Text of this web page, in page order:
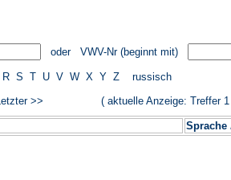
oder VWV-Nr (beginnt mit)
R S T U V W X Y Z
russisch
Letzter >> ( aktuelle Anzeige: Treffer 1
Sprache